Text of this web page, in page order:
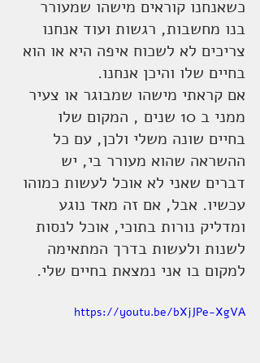
כשאנחנו קוראים מישהו שמעורר
בנו מחשבות, רגשות ועוד אנחנו
צריכים לא לשכוח איפה היא או הוא
בחיים שלו והיכן אנחנו.
אם קראתי מישהו שמבוגר או צעיר
ממני ב 10 שנים , המקום שלו
בחיים שונה משלי ולכן, עם כל
ההשראה שהוא מעורר בי, יש
דברים שאני לא אוכל לעשות כמוהו
עכשיו. אבל, אם זה מאד נוגע
ומדליק נורות בתוכי, אוכל לנסות
לשנות ולעשות בדרך המתאימה
למקום בו אני נמצאת בחיים שלי.
https://youtu.be/bXjJPe-XgVA